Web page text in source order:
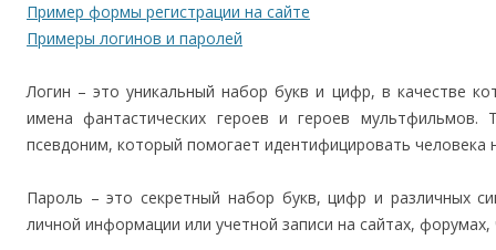
Пример формы регистрации на сайте
Примеры логинов и паролей
Логин – это уникальный набор букв и цифр, в качестве
имена фантастических героев и героев
псевдоним, который помогает идентифицировать человека
Пароль – это секретный набор букв, цифр и различных
личной информации или учетной записи на сайтах,